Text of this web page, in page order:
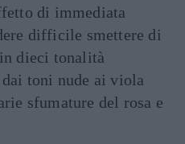
di immediata
difficile smettere di
dieci tonalità
toni nude ai viola
sfumature del rosa e